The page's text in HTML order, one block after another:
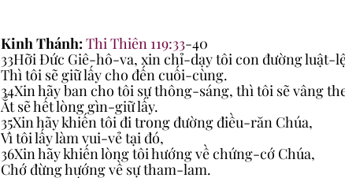
Kinh Thánh: Thi Thiên 119:33-40
33Hỡi Đức Giê-hô-va, xin chỉ-dạy tôi con đường luật-
Thì tôi sẽ giữ lấy cho đến cuối-cùng.
34Xin hãy ban cho tôi sự thông-sáng, thì tôi sẽ vâng
Ắt sẽ hết lòng gìn-giữ lấy.
35Xin hãy khiến tôi đi trong đường điều-răn Chúa,
Vì tôi lấy làm vui-vẻ tại đó,
36Xin hãy khiến lòng tôi hướng về chứng-cớ Chúa,
Chớ đừng hướng về sự tham-lam.